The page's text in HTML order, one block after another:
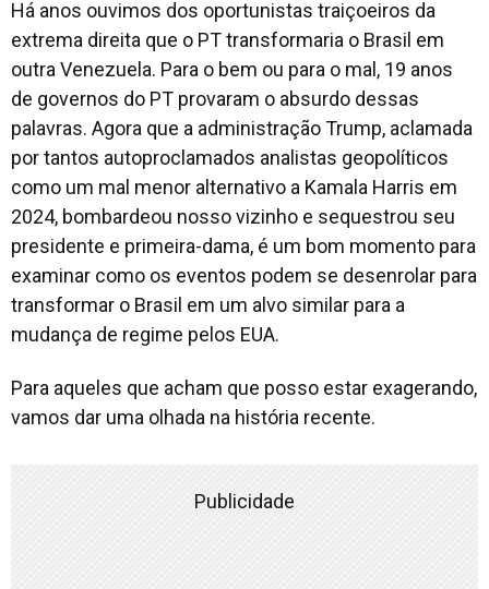
Há anos ouvimos dos oportunistas traiçoeiros da
extrema direita que o PT transformaria o Brasil em
outra Venezuela. Para o bem ou para o mal, 19 anos
de governos do PT provaram o absurdo dessas
palavras. Agora que a administração Trump, aclamada
por tantos autoproclamados analistas geopolíticos
como um mal menor alternativo a Kamala Harris em
2024, bombardeou nosso vizinho e sequestrou seu
presidente e primeira-dama, é um bom momento para
examinar como os eventos podem se desenrolar para
transformar o Brasil em um alvo similar para a
mudança de regime pelos EUA.
Para aqueles que acham que posso estar exagerando,
vamos dar uma olhada na história recente.
Publicidade